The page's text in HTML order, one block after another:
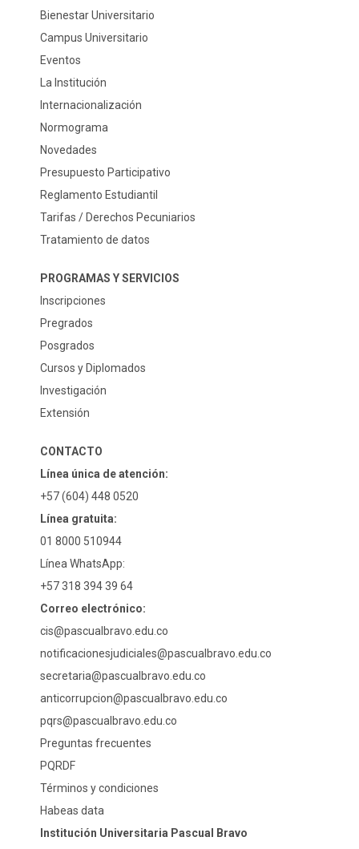
Bienestar Universitario
Campus Universitario
Eventos
La Institución
Internacionalización
Normograma
Novedades
Presupuesto Participativo
Reglamento Estudiantil
Tarifas / Derechos Pecuniarios
Tratamiento de datos
PROGRAMAS Y SERVICIOS
Inscripciones
Pregrados
Posgrados
Cursos y Diplomados
Investigación
Extensión
CONTACTO
Línea única de atención:
+57 (604) 448 0520
Línea gratuita:
01 8000 510944
Línea WhatsApp:
+57 318 394 39 64
Correo electrónico:
cis@pascualbravo.edu.co
notificacionesjudiciales@pascualbravo.edu.co
secretaria@pascualbravo.edu.co
anticorrupcion@pascualbravo.edu.co
pqrs@pascualbravo.edu.co
Preguntas frecuentes
PQRDF
Términos y condiciones
Habeas data
Institución Universitaria Pascual Bravo